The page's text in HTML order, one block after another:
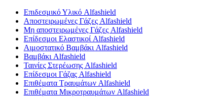
Επιδεσμικό Υλικό Alfashield
Αποστειρωμένες Γάζες Alfashield
Μη αποστειρωμένες Γάζες Alfashield
Επίδεσμοι Ελαστικοί Alfashield
Αιμοστατικό Βαμβάκι Alfashield
Βαμβάκι Alfashield
Ταινίες Στερέωσης Alfashield
Επίδεσμοι Γάζας Alfashield
Επιθέματα Τραυμάτων Alfashield
Επιθέματα Μικροτραυμάτων Alfashield